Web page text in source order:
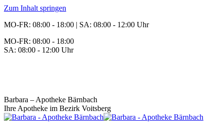
Zum Inhalt springen
MO-FR: 08:00 - 18:00 | SA: 08:00 - 12:00 Uhr
MO-FR: 08:00 - 18:00
SA: 08:00 - 12:00 Uhr
Barbara – Apotheke Bärnbach
Ihre Apotheke im Bezirk Voitsberg